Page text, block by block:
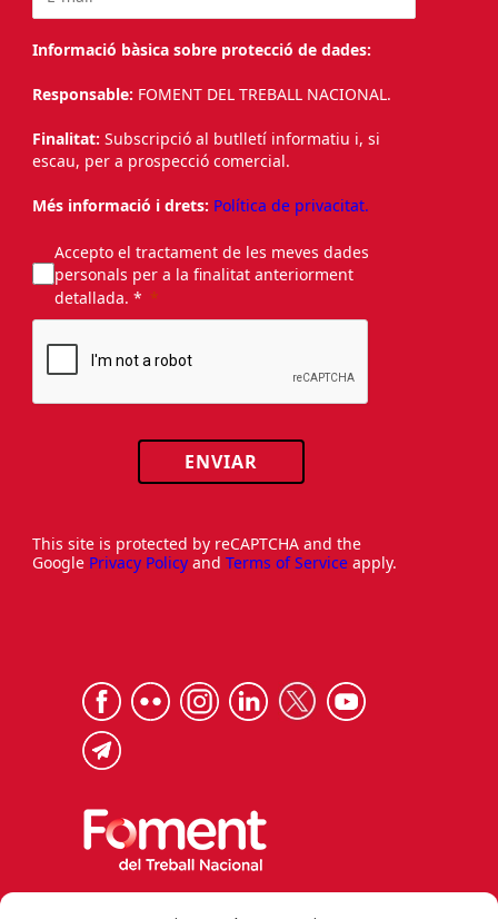
Informació bàsica sobre protecció de dades:
Responsable: FOMENT DEL TREBALL NACIONAL.
Finalitat: Subscripció al butlletí informatiu i, si
escau, per a prospecció comercial.
Més informació i drets: Política de privacitat.
Accepto el tractament de les meves dades
personals per a la finalitat anteriorment
detallada. *
ENVIAR
This site is protected by reCAPTCHA and the
Google Privacy Policy and Terms of Service apply.